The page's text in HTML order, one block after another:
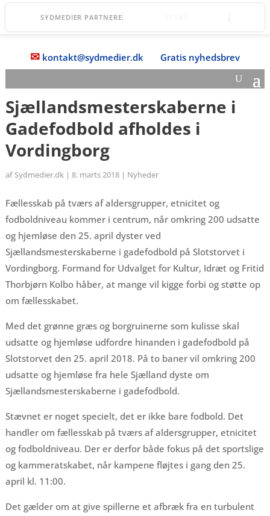
SYDMEDIER PARTNERE
✉ kontakt@sydmedier.dk Gratis nyhedsbrev
Sjællandsmesterskaberne i
Gadefodbold afholdes i
Vordingborg
af Sydmedier.dk| 8. marts 2018| Nyheder
Fællesskab på tværs af aldersgrupper, etnicitet og
fodboldniveau kommer i centrum, når omkring 200 udsatte
og hjemløse den 25. april dyster ved
Sjællandsmesterskaberne i gadefodbold på Slotstorvet i
Vordingborg. Formand for Udvalget for Kultur, Idræt og Fritid
Thorbjørn Kolbo håber, at mange vil kigge forbi og støtte op
om fællesskabet.
Med det grønne græs og borgruinerne som kulisse skal
udsatte og hjemløse udfordre hinanden i gadefodbold på
Slotstorvet den 25. april 2018. På to baner vil omkring 200
udsatte og hjemløse fra hele Sjælland dyste om
Sjællandsmesterskaberne i gadefodbold.
Stævnet er noget specielt, det er ikke bare fodbold. Det
handler om fællesskab på tværs af aldersgrupper, etnicitet
og fodboldniveau. Der er derfor både fokus på det sportslige
og kammeratskabet, når kampene fløjtes i gang den 25.
april kl. 11:00.
Det gælder om at give spillerne et afbræk fra en turbulent